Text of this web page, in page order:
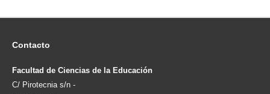
Contacto
Facultad de Ciencias de la Educación
C/ Pirotecnia s/n -